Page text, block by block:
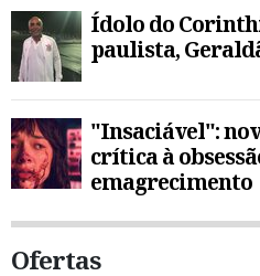
Ídolo do
paulista,
"Insaciável":
crítica à
emagrecimento
Ofertas